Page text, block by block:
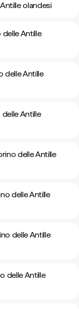
olandesi
Antille
delle Antille
Antille
delle Antille
delle Antille
delle Antille
delle Antille